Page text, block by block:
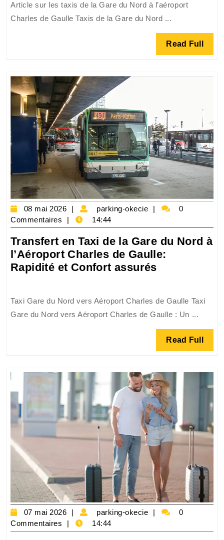
entre
la
Gare
de
Gaulle
:
un
trajet
pratique
et
rapide
Article sur les taxis de la Gare du Nord à l’aéroport
Charles de Gaulle Taxis de la Gare du Nord ...
Read Full Read
Full
08 mai 2026
08
mai
2026
parking-okecie
parking-
0
Commentaires
14:44
Transfert en Taxi de la Gare du Nord à
l’Aéroport Charles de Gaulle:
Rapidité et Confort assurésTransfert
de
la
Gare
du
à
l’Aéroport
Charles
de
Gaulle:
Rapidité
et
Confort
assurés
Taxi Gare du Nord vers Aéroport Charles de Gaulle Taxi
Gare du Nord vers Aéroport Charles de Gaulle : Un ...
Read Full Read
Full
07 mai 2026
07
mai
2026
parking-okecie
parking-
0
Commentaires
14:44